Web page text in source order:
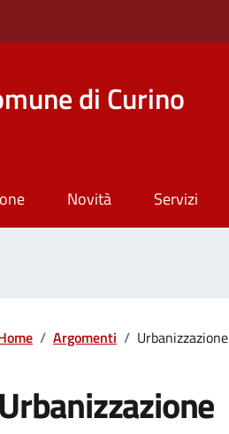
di Curino
Novità Servizi
/ Argomenti / Urbanizzazione
Urbanizzazione